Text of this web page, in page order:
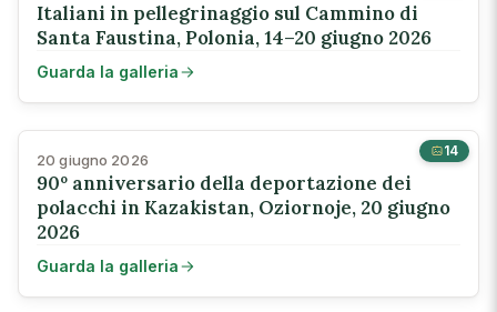
Italiani in pellegrinaggio sul Cammino di
Santa Faustina, Polonia, 14–20 giugno 2026
Guarda la galleria
14
20 giugno 2026
90º anniversario della deportazione dei
polacchi in Kazakistan, Oziornoje, 20 giugno
2026
Guarda la galleria